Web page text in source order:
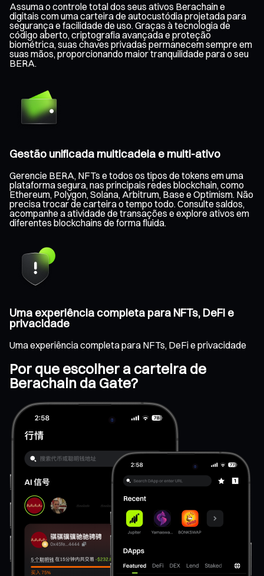
Assuma o controle total dos seus ativos Berachain e
digitais com uma carteira de autocustódia projetada para
segurança e facilidade de uso. Graças à tecnologia de
código aberto, criptografia avançada e proteção
biométrica, suas chaves privadas permanecem sempre em
suas mãos, proporcionando maior tranquilidade para o seu
BERA.
Gestão unificada multicadeia e multi-ativo
Gerencie BERA, NFTs e todos os tipos de tokens em uma
plataforma segura, nas principais redes blockchain, como
Ethereum, Polygon, Solana, Arbitrum, Base e Optimism. Não
precisa trocar de carteira o tempo todo. Consulte saldos,
acompanhe a atividade de transações e explore ativos em
diferentes blockchains de forma fluida.
Uma experiência completa para NFTs, DeFi e
privacidade
Uma experiência completa para NFTs, DeFi e privacidade
Por que escolher a carteira de
Berachain da Gate?